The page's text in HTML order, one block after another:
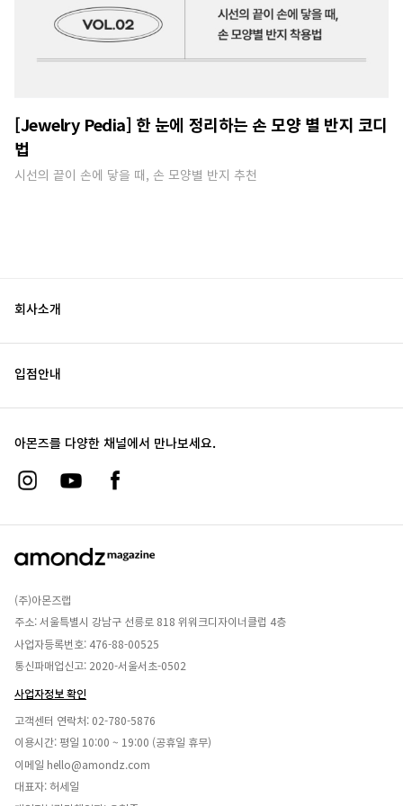
[Jewelry Pedia] 한 눈에 정리하는 손 모양 별 반지 코디
법
시선의 끝이 손에 닿을 때, 손 모양별 반지 추천
회사소개
입점안내
아몬즈를 다양한 채널에서 만나보세요.
(주)아몬즈랩
주소: 서울특별시 강남구 선릉로 818 위워크디자이너클럽 4층
사업자등록번호: 476-88-00525
통신파매업신고: 2020-서울서초-0502
사업자정보 확인
고객센터 연락처: 02-780-5876
이용시간: 평일 10:00 ~ 19:00 (공휴일 휴무)
이메일 hello@amondz.com
대표자: 허세일